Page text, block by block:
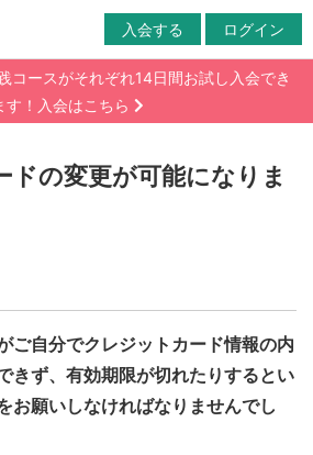
入会する ログイン
コースがそれぞれ14日間お試し入会でき
す！入会はこちら
ドの変更が可能になりま
ご自分でクレジットカード情報の内
きず、有効期限が切れたりするとい
お願いしなければなりませんでし